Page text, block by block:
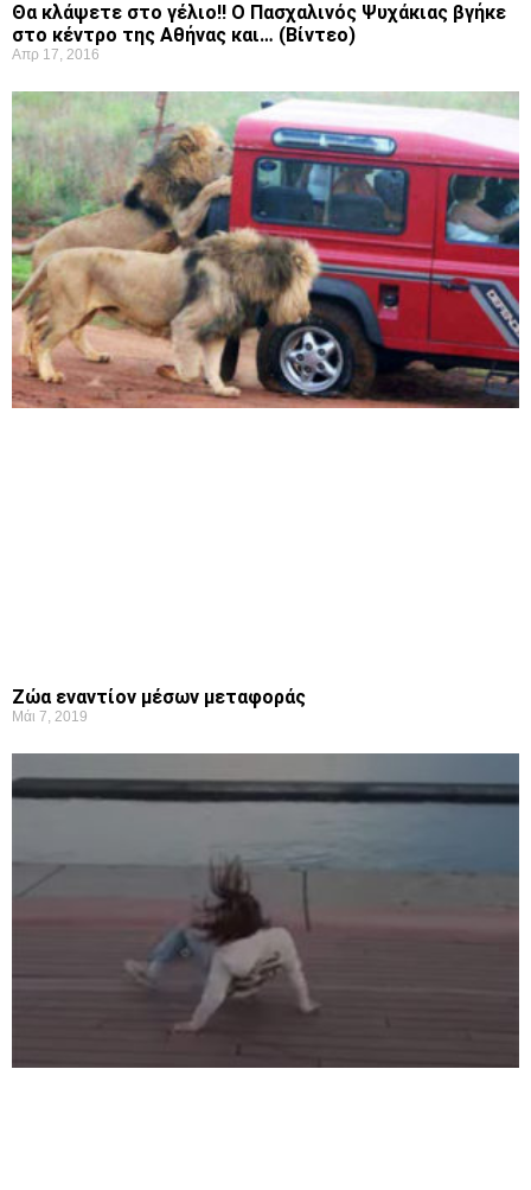
Θα κλάψετε στο γέλιο!! Ο Πασχαλινός Ψυχάκιας βγήκε
στο κέντρο της Αθήνας και… (Βίντεο)
Απρ 17, 2016
Ζώα εναντίον μέσων μεταφοράς
Μάι 7, 2019